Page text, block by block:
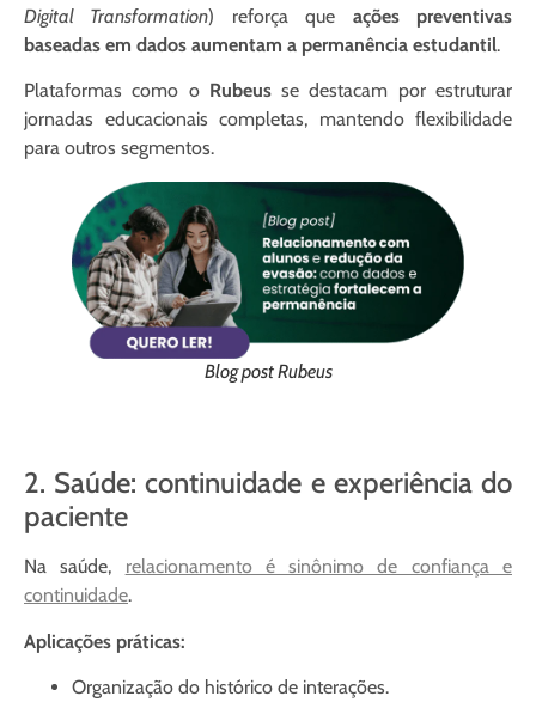
Digital Transformation) reforça que ações preventivas
baseadas em dados aumentam a permanência estudantil.
Plataformas como o Rubeusse destacam por estruturar
jornadas educacionais completas, mantendo flexibilidade
para outros segmentos.
Blog post Rubeus
2. Saúde: continuidade e experiência do
paciente
Na saúde, relacionamento é sinônimo de confiança e
continuidade.
Aplicações práticas:
Organização do histórico de interações.